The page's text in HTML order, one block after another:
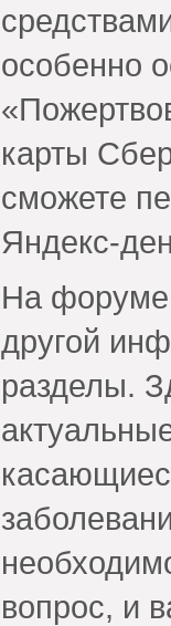
особенно
карты
сможете
Яндекс-
На форуме
другой
разделы.
вопрос, и